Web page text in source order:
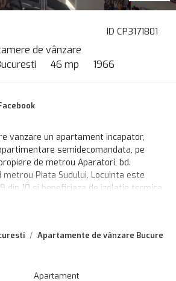
ID CP3171801
de vânzare
46 mp 1966
Apartamente de vânzare Bucuresti
vanzare un apartament incapator,
semidecomandata, pe
de metrou Aparatori, bd.
metrou Piata Sudului. Locuinta este
din 10 si beneficiaza de izolatie termica
Se intinde pe o suprafata utila de
cu spatiu de depozitare, dormitor
si un balcon inchis in completare,
de montare centrala termica
Apartament